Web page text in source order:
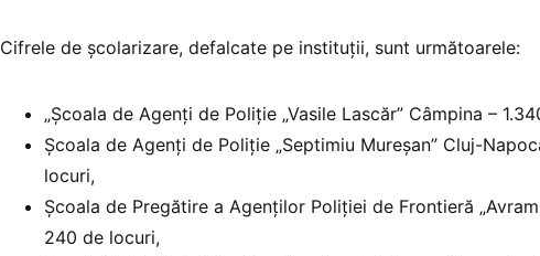
Cifrele de școlarizare, defalcate pe instituții, sunt următoarele:
„Școala de Agenți de Poliție „Vasile Lascăr” Câmpina –
Școala de Agenți de Poliție „Septimiu Mureșan” Cluj-
locuri,
Școala de Pregătire a Agenților Poliției de Frontieră „Avram
240 de locuri,